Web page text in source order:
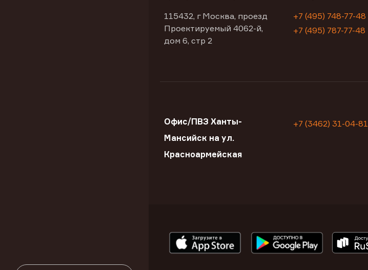
115432, г Москва, проезд
Проектируемый 4062-й,
дом 6, стр 2
+7 (495) 748-77-48
+7 (495) 787-77-48
Офис/ПВЗ Ханты-
Мансийск на ул.
Красноармейская
+7 (3462) 31-04-81